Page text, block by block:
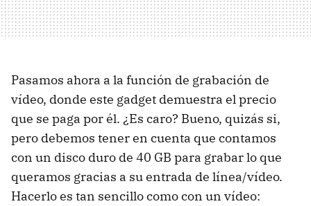
Pasamos ahora a la función de grabación de
vídeo, donde este gadget demuestra el precio
que se paga por él. ¿Es caro? Bueno, quizás si,
pero debemos tener en cuenta que contamos
con un disco duro de 40 GB para grabar lo que
queramos gracias a su entrada de línea/vídeo.
Hacerlo es tan sencillo como con un vídeo: